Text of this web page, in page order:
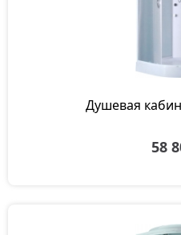
Душевая
58